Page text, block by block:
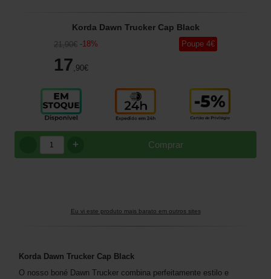
Korda Dawn Trucker Cap Black
21,90€ -18%
17 ,90€
Poupe 4€
Comprar
+
Eu vi este produto mais barato em outros sites
Korda Dawn Trucker Cap Black
O nosso boné Dawn Trucker combina perfeitamente estilo e